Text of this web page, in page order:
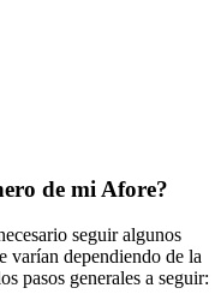
de mi Afore?
seguir algunos
varían dependiendo de la
pasos generales a seguir: